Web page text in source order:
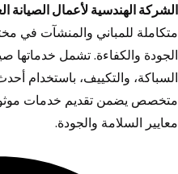
الشركة الهندسية لأعمال الصيانة
متكاملة للمباني والمنشآت في
الجودة والكفاءة. تشمل خدماتها
السباكة، والتكييف، باستخدام
متخصص يضمن تقديم خدمات
معايير السلامة والجودة.